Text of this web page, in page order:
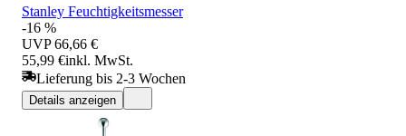
Stanley Feuchtigkeitsmesser
-16 %
UVP 66,66 €
55,99 €inkl. MwSt.
Lieferung bis 2-3 Wochen
Details anzeigen